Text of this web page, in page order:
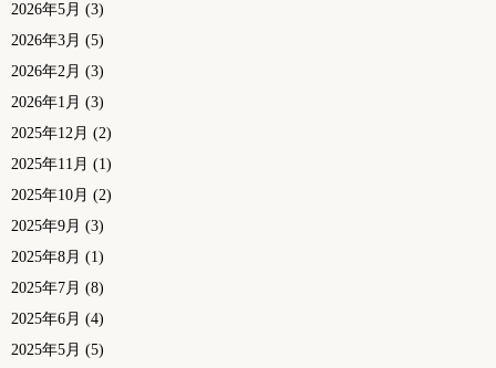
2026年5月 (3)
2026年3月 (5)
2026年2月 (3)
2026年1月 (3)
2025年12月 (2)
2025年11月 (1)
2025年10月 (2)
2025年9月 (3)
2025年8月 (1)
2025年7月 (8)
2025年6月 (4)
2025年5月 (5)